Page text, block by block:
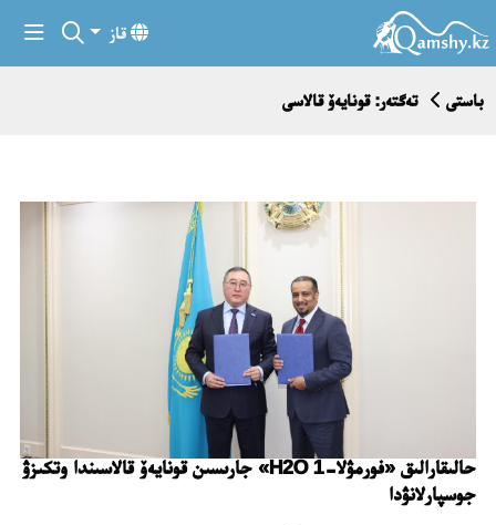
قاز
باستى تەگتەر: قونايەۆ قالاسى
حالىقارالىق «فورمۋلا-1 H2O» جارىسىن قونايەۆ قالاسىندا وتكىزۋ
جوسپارلانۋدا